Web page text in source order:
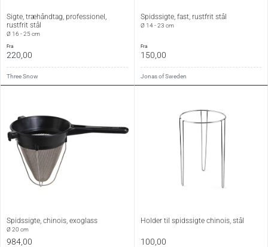
Sigte, træhåndtag, professionel,
rustfrit stål
Ø 16 - 25 cm
fra
220,00
Three Snow
Spidssigte, fast, rustfrit stål
Ø 14 - 23 cm
fra
150,00
Jonas of Sweden
Spidssigte, chinois, exoglass
Ø 20 cm
984,00
Holder til spidssigte chinois, stål
100,00